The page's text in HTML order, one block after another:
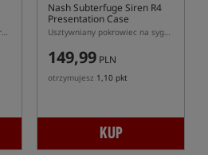
Pokrowiec na sygnalizatory Siren R3+/R2
Nash Subterfuge Siren R4
Presentation Case
Usztywniany pokrowiec na sygnalizatory Siren R4 z centralką
149,99 PLN
otrzymujesz 1,10 pkt
KUP